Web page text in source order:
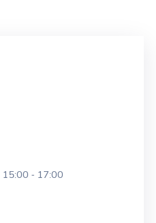
15:00 - 17:00